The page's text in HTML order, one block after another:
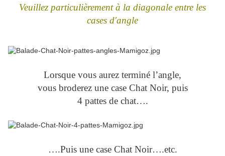
Veuillez particulièrement à la diagonale entre les
cases d'angle
Lorsque vous aurez terminé l’angle,
vous broderez une case Chat Noir, puis
4 pattes de chat….
….Puis une case Chat Noir….etc.